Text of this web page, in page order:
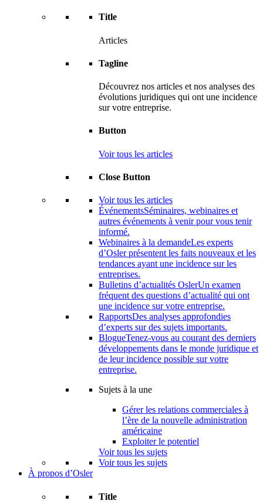
Title
Articles
Tagline
Découvrez nos articles et nos analyses des
évolutions juridiques qui ont une incidence
sur votre entreprise.
Button
Voir tous les articles
Close Button
Voir tous les articles
ÉvénementsSéminaires, webinaires et
autres événements à venir pour vous tenir
informé.
Webinaires à la demandeLes experts
d’Osler présentent les faits nouveaux et les
tendances ayant une incidence sur les
entreprises.
Bulletins d’actualités OslerUn examen
fréquent des questions d’actualité qui ont
une incidence sur votre entreprise.
RapportsDes analyses approfondies
d’experts sur des sujets importants.
BlogueTenez-vous au courant des derniers
développements dans le monde juridique et
de leur incidence possible sur votre
entreprise.
Sujets à la une
Gérer les relations commerciales à
l’ère de la nouvelle administration
américaine
Exploiter le potentiel
Voir tous les sujets
Voir tous les sujets
À propos d’Osler
Title